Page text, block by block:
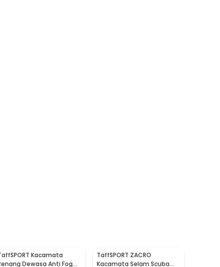
Kacamata
Dewasa Anti Fog
TaffSPORT ZACRO
Kacamata Selam Scuba